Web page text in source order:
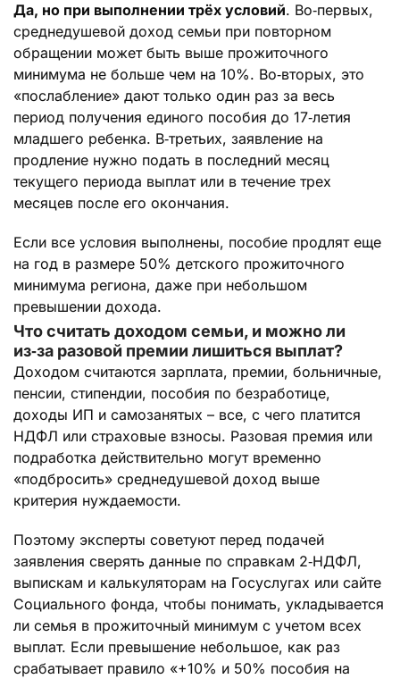
Да, но при выполнении трёх условий. Во‑первых,
среднедушевой доход семьи при повторном
обращении может быть выше прожиточного
минимума не больше чем на 10%. Во‑вторых, это
«послабление» дают только один раз за весь
период получения единого пособия до 17‑летия
младшего ребенка. В‑третьих, заявление на
продление нужно подать в последний месяц
текущего периода выплат или в течение трех
месяцев после его окончания.
Если все условия выполнены, пособие продлят еще
на год в размере 50% детского прожиточного
минимума региона, даже при небольшом
превышении дохода.
Что считать доходом семьи, и можно ли
из‑за разовой премии лишиться выплат?
Доходом считаются зарплата, премии, больничные,
пенсии, стипендии, пособия по безработице,
доходы ИП и самозанятых – все, с чего платится
НДФЛ или страховые взносы. Разовая премия или
подработка действительно могут временно
«подбросить» среднедушевой доход выше
критерия нуждаемости.
Поэтому эксперты советуют перед подачей
заявления сверять данные по справкам 2‑НДФЛ,
выпискам и калькуляторам на Госуслугах или сайте
Социального фонда, чтобы понимать, укладывается
ли семья в прожиточный минимум с учетом всех
выплат. Если превышение небольшое, как раз
срабатывает правило «+10% и 50% пособия на